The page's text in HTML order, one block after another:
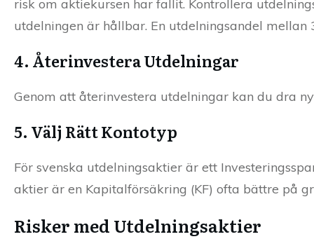
risk om aktiekursen har fallit. Kontrollera
utdelningen är hållbar. En utdelningsandel mellan
4. Återinvestera Utdelningar
Genom att återinvestera utdelningar kan du dra
5. Välj Rätt Kontotyp
För svenska utdelningsaktier är ett
aktier är en Kapitalförsäkring (KF) ofta bättre på
Risker med Utdelningsaktier